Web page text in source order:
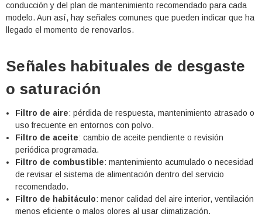
conducción y del plan de mantenimiento recomendado para cada
modelo. Aun así, hay señales comunes que pueden indicar que ha
llegado el momento de renovarlos.
Señales habituales de desgaste
o saturación
Filtro de aire: pérdida de respuesta, mantenimiento atrasado o
uso frecuente en entornos con polvo.
Filtro de aceite: cambio de aceite pendiente o revisión
periódica programada.
Filtro de combustible: mantenimiento acumulado o necesidad
de revisar el sistema de alimentación dentro del servicio
recomendado.
Filtro de habitáculo: menor calidad del aire interior, ventilación
menos eficiente o malos olores al usar climatización.